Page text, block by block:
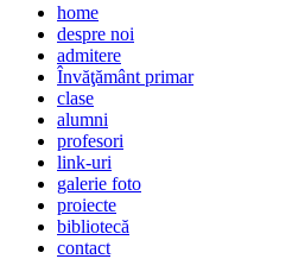
home
despre noi
admitere
Învăţământ primar
clase
alumni
profesori
link-uri
galerie foto
proiecte
bibliotecă
contact